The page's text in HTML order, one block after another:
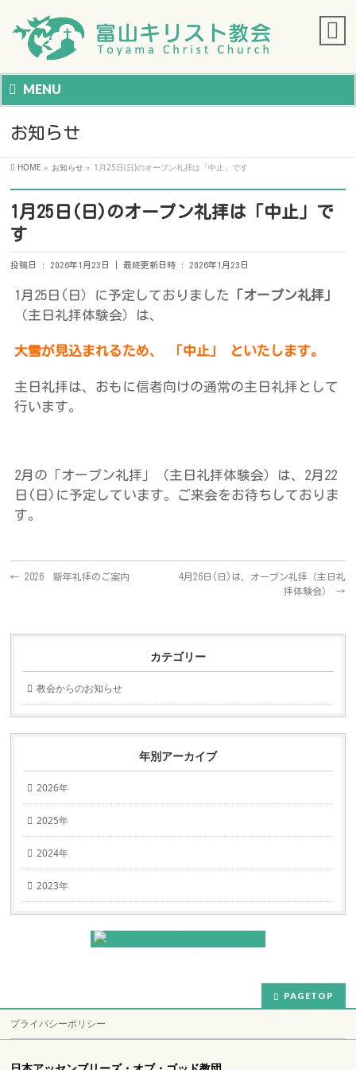
MENU
お知らせ
HOME » お知らせ » 1月25日(日)のオープン礼拝は「中止」です
1月25日(日)のオープン礼拝は「中止」で
す
投稿日 : 2026年1月23日 最終更新日時 : 2026年1月23日
1月25日(日）に予定しておりました
「オープン礼拝」
（主日礼拝体験会）は、
大雪が見込まれるため、 「中止」 といたします。
主日礼拝は、おもに信者向けの通常の主日礼拝として
行います。
2月の「オープン礼拝」（主日礼拝体験会）は、2月22
日(日)に予定しています。ご来会をお待ちしておりま
す。
← 2026 新年礼拝のご案内
4月26日(日)は、オープン礼拝（主日礼
拝体験会） →
カテゴリー
教会からのお知らせ
年別アーカイブ
2026年
2025年
2024年
2023年
PAGETOP
プライバシーポリシー